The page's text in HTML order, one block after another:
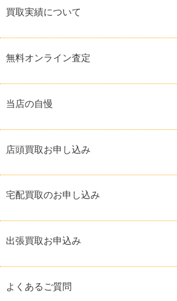
買取実績について
無料オンライン査定
当店の自慢
店頭買取お申し込み
宅配買取のお申し込み
出張買取お申込み
よくあるご質問